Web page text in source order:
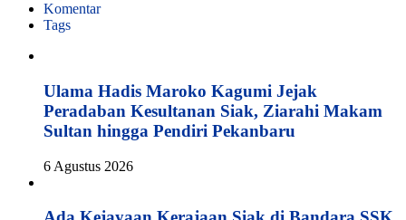
Komentar
Tags
Ulama Hadis Maroko Kagumi Jejak
Peradaban Kesultanan Siak, Ziarahi Makam
Sultan hingga Pendiri Pekanbaru
6 Agustus 2026